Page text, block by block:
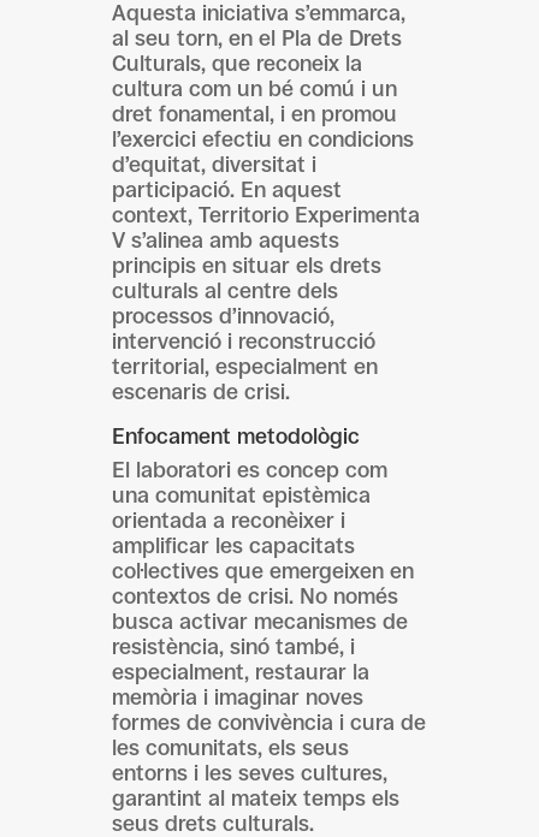
Aquesta iniciativa s’emmarca,
al seu torn, en el Pla de Drets
Culturals, que reconeix la
cultura com un bé comú i un
dret fonamental, i en promou
l’exercici efectiu en condicions
d’equitat, diversitat i
participació. En aquest
context, Territorio Experimenta
V s’alinea amb aquests
principis en situar els drets
culturals al centre dels
processos d’innovació,
intervenció i reconstrucció
territorial, especialment en
escenaris de crisi.
Enfocament metodològic
El laboratori es concep com
una comunitat epistèmica
orientada a reconèixer i
amplificar les capacitats
col·lectives que emergeixen en
contextos de crisi. No només
busca activar mecanismes de
resistència, sinó també, i
especialment, restaurar la
memòria i imaginar noves
formes de convivència i cura de
les comunitats, els seus
entorns i les seves cultures,
garantint al mateix temps els
seus drets culturals.